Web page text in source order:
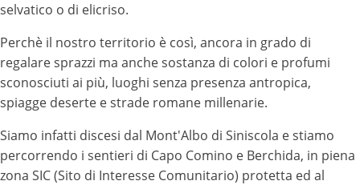
selvatico o di elicriso.
Perchè il nostro territorio è così, ancora in grado di
regalare sprazzi ma anche sostanza di colori e profumi
sconosciuti ai più, luoghi senza presenza antropica,
spiagge deserte e strade romane millenarie.
Siamo infatti discesi dal Mont'Albo di Siniscola e stiamo
percorrendo i sentieri di Capo Comino e Berchida, in piena
zona SIC (Sito di Interesse Comunitario) protetta ed al